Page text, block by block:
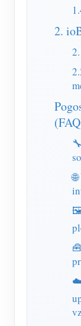
Blogi
2.
🖼️
☁️